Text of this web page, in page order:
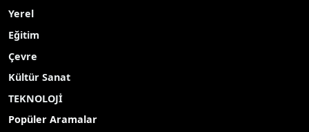
Yerel
Eğitim
Çevre
Kültür Sanat
TEKNOLOJİ
Popüler Aramalar